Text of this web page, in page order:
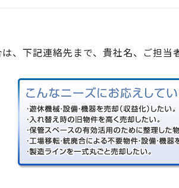
、下記連絡先まで、貴社名、ご担